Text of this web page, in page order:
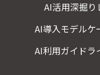
AI活用深掘り
AI導入モデルケ
AI利用ガイドラ